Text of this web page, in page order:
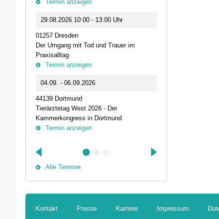
Termin anzeigen
29.08.2026 10:00 - 13:00 Uhr
01257 Dresden
Der Umgang mit Tod und Trauer im
Praxisalltag
Termin anzeigen
04.09. - 06.09.2026
44139 Dortmund
Tierärztetag West 2026 - Der
Kammerkongress in Dortmund
Termin anzeigen
Alle Termine
Kontakt Presse Karriere Impressum